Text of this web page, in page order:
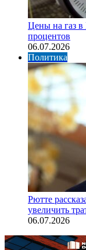
Цены на газ в
процентов
06.07.2026
Политика
Рютте
увеличить
06.07.2026